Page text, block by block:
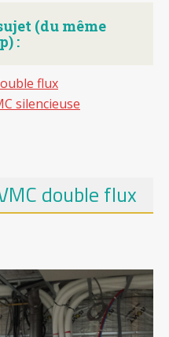
(du même
:
flux
silencieuse
double flux